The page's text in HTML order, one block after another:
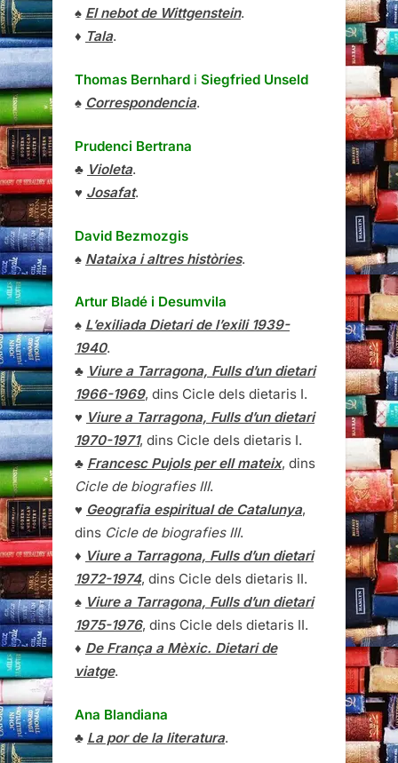
♠ El nebot de Wittgenstein.
♦ Tala.
Thomas Bernhard i Siegfried Unseld
♠ Correspondencia.
Prudenci Bertrana
♣ Violeta.
♥ Josafat.
David Bezmozgis
♠ Nataixa i altres històries.
Artur Bladé i Desumvila
♠ L’exiliada Dietari de l’exili 1939-
1940.
♣ Viure a Tarragona, Fulls d’un dietari
1966-1969, dins Cicle dels dietaris I.
♥ Viure a Tarragona, Fulls d’un dietari
1970-1971, dins Cicle dels dietaris I.
♣ Francesc Pujols per ell mateix, dins
Cicle de biografies III.
♥ Geografia espiritual de Catalunya,
dins Cicle de biografies III.
♦ Viure a Tarragona, Fulls d’un dietari
1972-1974, dins Cicle dels dietaris II.
♠ Viure a Tarragona, Fulls d’un dietari
1975-1976, dins Cicle dels dietaris II.
♦ De França a Mèxic. Dietari de
viatge.
Ana Blandiana
♣ La por de la literatura.